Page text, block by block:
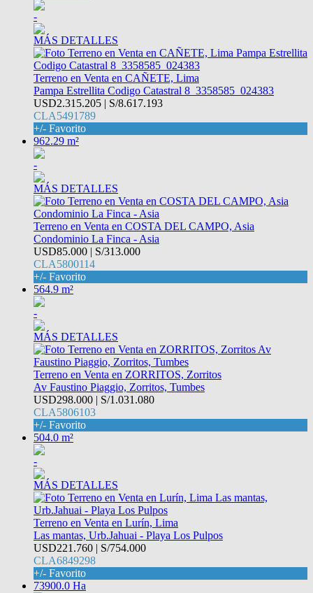
-
MÁS DETALLES
Terreno en Venta en CAÑETE, Lima
Pampa Estrellita Codigo Catastral 8_3358585_024383
USD2.315.205 | S/8.617.193
CLA5491789
+/- Favorito
962.29 m²
-
MÁS DETALLES
Terreno en Venta en COSTA DEL CAMPO, Asia
Condominio La Finca - Asia
USD85.000 | S/313.000
CLA5800114
+/- Favorito
564.9 m²
-
MÁS DETALLES
Terreno en Venta en ZORRITOS, Zorritos
Av Faustino Piaggio, Zorritos, Tumbes
USD298.000 | S/1.031.080
CLA5806103
+/- Favorito
504.0 m²
-
MÁS DETALLES
Terreno en Venta en Lurín, Lima
Las mantas, Urb.Jahuai - Playa Los Pulpos
USD221.760 | S/754.000
CLA6849298
+/- Favorito
73900.0 Ha